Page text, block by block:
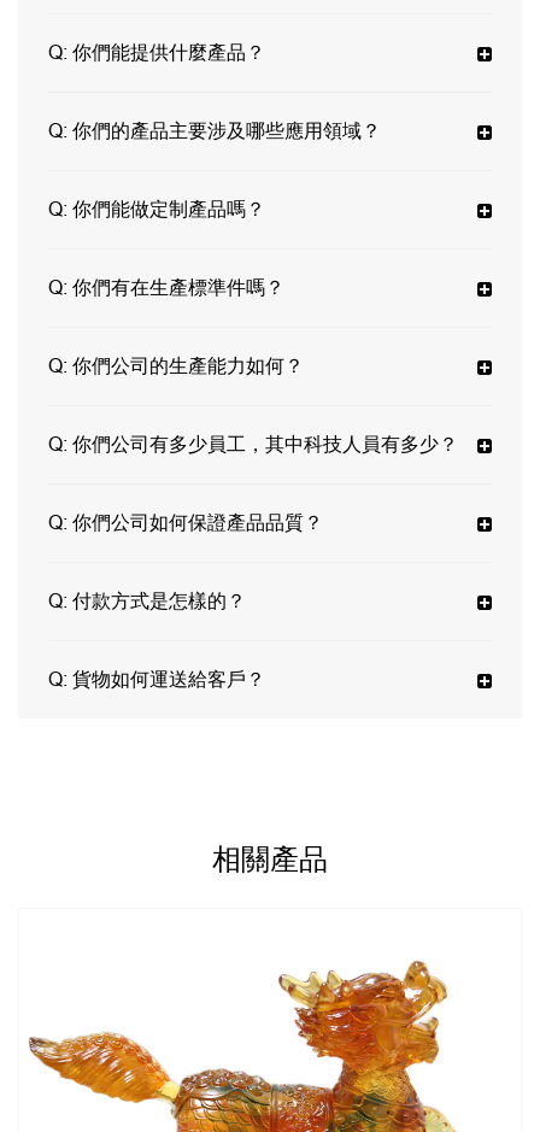
Q: 你們能提供什麼產品？
Q: 你們的產品主要涉及哪些應用領域？
Q: 你們能做定制產品嗎？
Q: 你們有在生產標準件嗎？
Q: 你們公司的生產能力如何？
Q: 你們公司有多少員工，其中科技人員有多少？
Q: 你們公司如何保證產品品質？
Q: 付款方式是怎樣的？
Q: 貨物如何運送給客戶？
相關產品